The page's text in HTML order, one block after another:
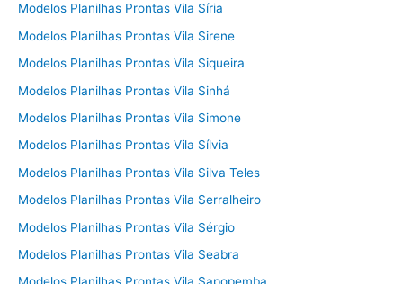
Modelos Planilhas Prontas Vila Síria
Modelos Planilhas Prontas Vila Sirene
Modelos Planilhas Prontas Vila Siqueira
Modelos Planilhas Prontas Vila Sinhá
Modelos Planilhas Prontas Vila Simone
Modelos Planilhas Prontas Vila Sílvia
Modelos Planilhas Prontas Vila Silva Teles
Modelos Planilhas Prontas Vila Serralheiro
Modelos Planilhas Prontas Vila Sérgio
Modelos Planilhas Prontas Vila Seabra